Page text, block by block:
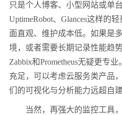
只是个人博客、小型网站或单台
UptimeRobot、Glances这样的
面直观、维护成本低。如果是
境，或者需要长期记录性能趋
Zabbix和Prometheus无疑更专
充足，可以考虑云服务类产品
们的可视化与分析能力远超自建
当然，再强大的监控工具，